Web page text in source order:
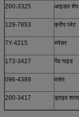
200-3325
आइडल शेप
129-7853
क्रीप प्लेट
7Y-4215
स्पेसर
173-3427
गेंद गाइड
096-4389
वसंत
200-3417
ड्राइव